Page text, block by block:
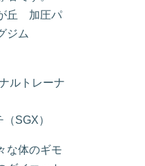
が丘 加圧パ
ジム
ルトレーナ
SGX）
な体のギモ